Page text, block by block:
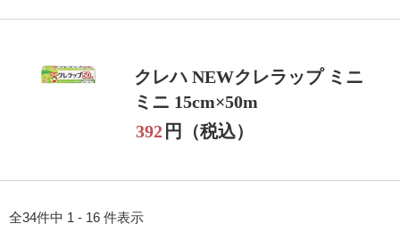
クレハ NEWクレラップ ミニ
ミニ 15cm×50m
392 円（税込）
全34件中 1 - 16 件表示